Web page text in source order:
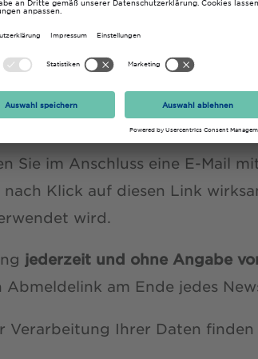
Anmelden
Sie im Anschluss eine E-Mail
Klick auf diesen Link
wird.
jederzeit und ohne Angabe
am Ende jedes
Verarbeitung Ihrer Daten finden